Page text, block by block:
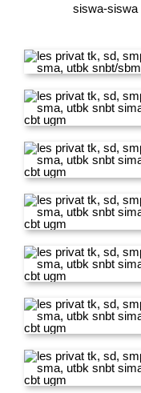
siswa-siswa